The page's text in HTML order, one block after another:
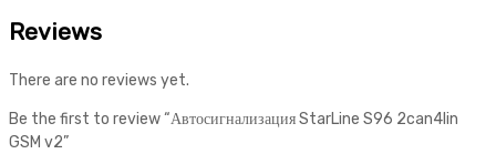
Reviews
There are no reviews yet.
Be the first to review “Автосигнализация StarLine S96 2can4lin
GSM v2”